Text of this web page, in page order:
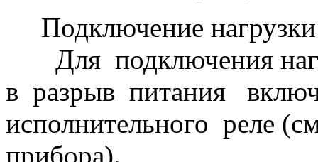
Подключение
Для подключения
в разрыв питания
исполнительного реле
прибора).